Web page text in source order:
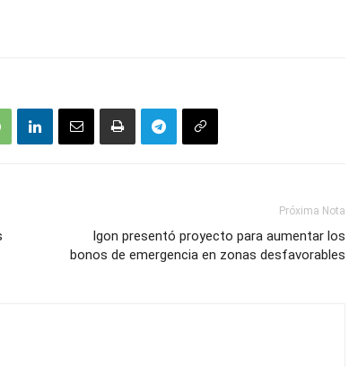
Próxima Nota
Igon presentó proyecto para aumentar los
bonos de emergencia en zonas desfavorables